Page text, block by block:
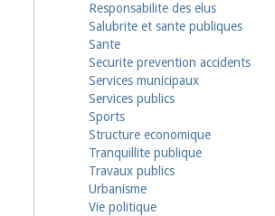
Responsabilite des elus
Salubrite et sante publiques
Sante
Securite prevention accidents
Services municipaux
Services publics
Sports
Structure economique
Tranquillite publique
Travaux publics
Urbanisme
Vie politique